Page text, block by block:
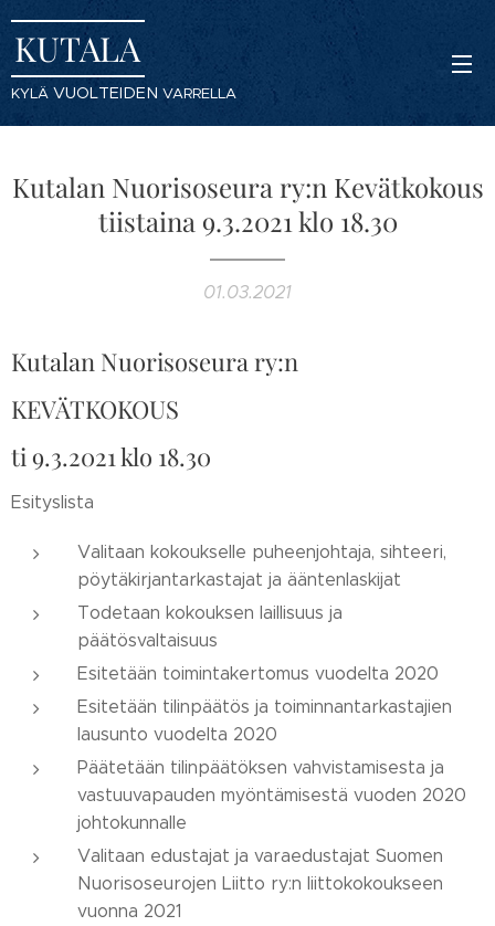
KUTALA
KYLÄ VUOLTEIDEN VARRELLA
Kutalan Nuorisoseura ry:n Kevätkokous
tiistaina 9.3.2021 klo 18.30
01.03.2021
Kutalan Nuorisoseura ry:n
KEVÄTKOKOUS
ti 9.3.2021 klo 18.30
Esityslista
Valitaan kokoukselle puheenjohtaja, sihteeri,
pöytäkirjantarkastajat ja ääntenlaskijat
Todetaan kokouksen laillisuus ja
päätösvaltaisuus
Esitetään toimintakertomus vuodelta 2020
Esitetään tilinpäätös ja toiminnantarkastajien
lausunto vuodelta 2020
Päätetään tilinpäätöksen vahvistamisesta ja
vastuuvapauden myöntämisestä vuoden 2020
johtokunnalle
Valitaan edustajat ja varaedustajat Suomen
Nuorisoseurojen Liitto ry:n liittokokoukseen
vuonna 2021